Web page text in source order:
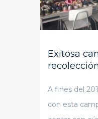
Exitosa
A fines del
con esta